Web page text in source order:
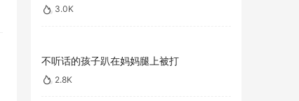
3.0K
不听话的孩子趴在妈妈腿上被打
2.8K